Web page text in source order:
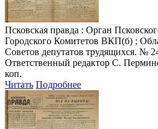
Псковская правда : Орган
Городского Комитетов ВКП(б) ;
Советов депутатов трудящихся. №
Ответственный редактор С.
коп.
Читать Подробнее